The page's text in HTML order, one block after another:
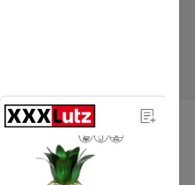
Nächstes Flugblatt